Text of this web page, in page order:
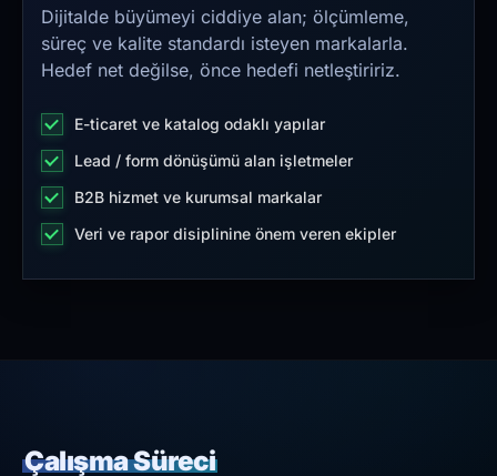
Dijitalde büyümeyi ciddiye alan; ölçümleme,
süreç ve kalite standardı isteyen markalarla.
Hedef net değilse, önce hedefi netleştiririz.
E-ticaret ve katalog odaklı yapılar
Lead / form dönüşümü alan işletmeler
B2B hizmet ve kurumsal markalar
Veri ve rapor disiplinine önem veren ekipler
Çalışma Süreci